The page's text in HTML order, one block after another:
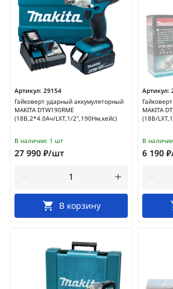
Артикул: 29154
Гайковерт ударный аккумуляторный
MAKITA DTW190RME
(18В,2*4.0Ач/LXT,1/2",190Нм,кейс)
В наличии: 1 шт
27 990 ₽/шт
В корзину
Артикул:
MAKITA
(18В/
В
6 190